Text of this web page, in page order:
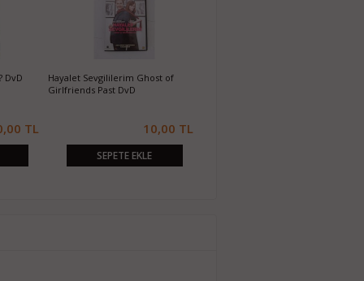
DvD 360 DvD